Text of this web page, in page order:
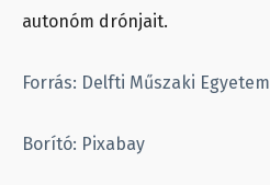
autonóm drónjait.
Forrás: Delfti Műszaki Egyetem
Borító: Pixabay